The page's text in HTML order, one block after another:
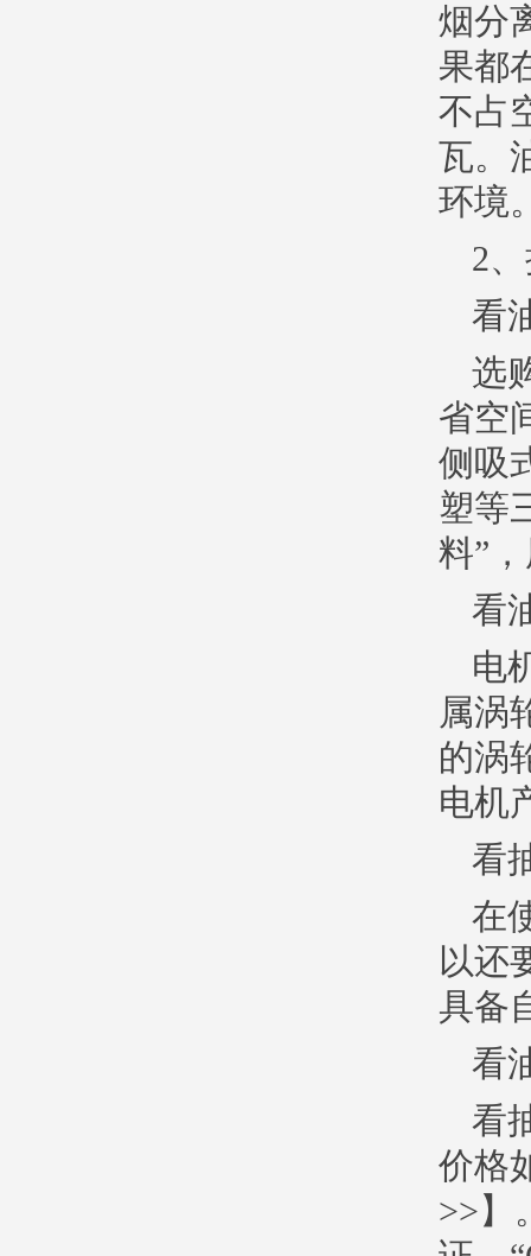
烟分
果都
不占
瓦。
环境
2
看
选
省空
侧吸
塑等
料”
看
电
属涡
的涡
电机
看
在
以还
具备
看
看
价格
>>】